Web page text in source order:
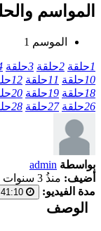
المواسم
الموسم 1
1حلقة 2حلقة 3حلقة
10حلقة 11حلقة 12
18حلقة 19حلقة 20
26حلقة 27حلقة 28
بواسطة admin
أضيف: منذُ 3 سنوات
مدة الفيديو:
الوصف